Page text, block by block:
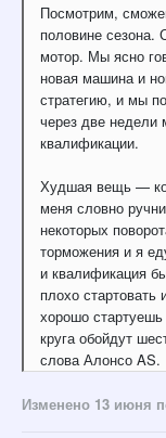
Посмотрим,
половине
мотор. Мы ясно
новая машина и
стратегию, и мы
через две
квалификации.
Худшая вещь —
меня словно
некоторых
торможения и я
и квалификация
плохо стартовать
хорошо
круга обойдут
слова Алонсо AS.
Изменено 13 июня